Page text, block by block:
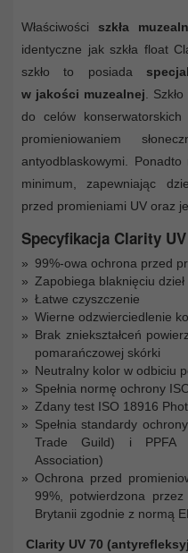
Właściwości szkła
identyczne jak szkła float
szkło to posiada
w jakości muzealnej .
do celów
promieniowaniem
antyodblaskowymi.
minimum, zapewniając
przed promieniami UV oraz
Specyfikacja Clarity
99%-owa ochrona przed
Zapobiega blaknięciu dzieł
Łatwe czyszczenie
Wierne odzwierciedlenie
Brak zniekształceń
pomarańczowej skórki
Neutralny kolor w odbiciu
Spełnia normę ochrony
Zdany test ISO 18916
Spełnia standardy
Trade Guild) i PPFA
Association)
Ochrona przed
99%, potwierdzona
Brytanii zgodnie z normą
Clarity UV 70